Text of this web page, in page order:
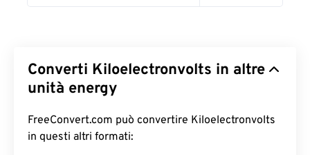
Converti Kiloelectronvolts in altre
unità energy
FreeConvert.com può convertire Kiloelectronvolts
in questi altri formati: